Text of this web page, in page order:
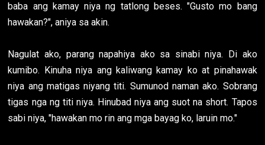
baba ang kamay niya ng tatlong beses. "Gusto mo bang
hawakan?", aniya sa akin.
Nagulat ako, parang napahiya ako sa sinabi niya. Di ako
kumibo. Kinuha niya ang kaliwang kamay ko at pinahawak
niya ang matigas niyang titi. Sumunod naman ako. Sobrang
tigas nga ng titi niya. Hinubad niya ang suot na short. Tapos
sabi niya, "hawakan mo rin ang mga bayag ko, laruin mo."